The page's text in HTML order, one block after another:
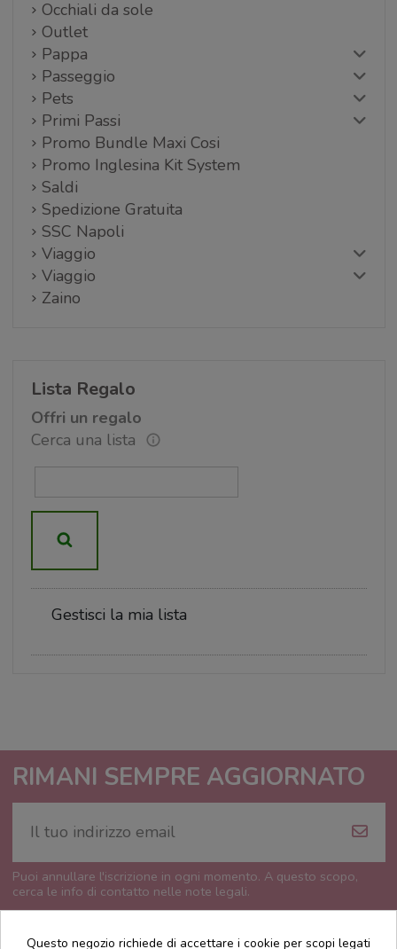
Occhiali da sole
Outlet
Pappa
Passeggio
Pets
Primi Passi
Promo Bundle Maxi Cosi
Promo Inglesina Kit System
Saldi
Spedizione Gratuita
SSC Napoli
Viaggio
Viaggio
Zaino
Lista Regalo
Offri un regalo
Cerca una lista
Gestisci la mia lista
RIMANI SEMPRE AGGIORNATO
Puoi annullare l'iscrizione in ogni momento. A questo scopo,
cerca le info di contatto nelle note legali.
Questo negozio richiede di accettare i cookie per scopi legati